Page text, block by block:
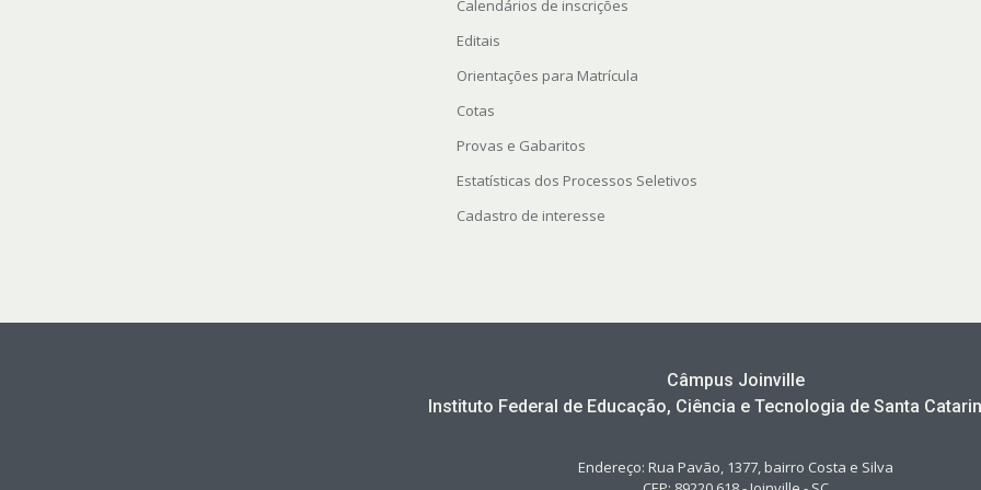
Calendários de inscrições
Editais
Orientações para Matrícula
Cotas
Provas e Gabaritos
Estatísticas dos Processos Seletivos
Cadastro de interesse
Câmpus Joinville
Instituto Federal de Educação, Ciência e Tecnologia de Santa
Endereço: Rua Pavão, 1377, bairro Costa e Silva